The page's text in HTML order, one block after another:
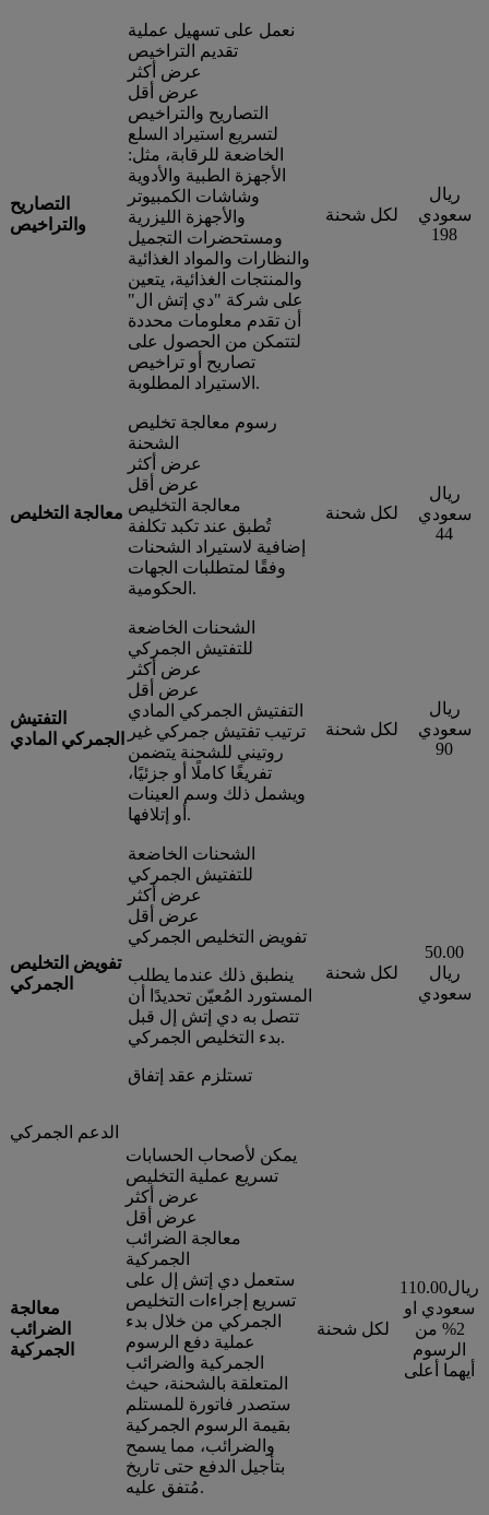
التصاريح
والتراخيص
نعمل على تسهيل عملية
تقديم التراخيص
عرض أكثر
عرض أقل
التصاريح والتراخيص
لتسريع استيراد السلع
الخاضعة للرقابة، مثل:
الأجهزة الطبية والأدوية
وشاشات الكمبيوتر
والأجهزة الليزرية
ومستحضرات التجميل
والنظارات والمواد الغذائية
والمنتجات الغذائية، يتعين
على شركة "دي إتش ال"
أن تقدم معلومات محددة
لتتمكن من الحصول على
تصاريح أو تراخيص
الاستيراد المطلوبة.
لكل شحنة
ريال
سعودي
198
معالجة التخليص
رسوم معالجة تخليص
الشحنة
عرض أكثر
عرض أقل
معالجة التخليص
تُطبق عند تكبد تكلفة
إضافية لاستيراد الشحنات
وفقًا لمتطلبات الجهات
الحكومية.
لكل شحنة
ريال
سعودي
44
التفتيش
الجمركي المادي
الشحنات الخاضعة
للتفتيش الجمركي
عرض أكثر
عرض أقل
التفتيش الجمركي المادي
ترتيب تفتيش جمركي غير
روتيني للشحنة يتضمن
تفريغًا كاملًا أو جزئيًا،
ويشمل ذلك وسم العينات
أو إتلافها.
لكل شحنة
ريال
سعودي
90
تفويض التخليص
الجمركي
الشحنات الخاضعة
للتفتيش الجمركي
عرض أكثر
عرض أقل
تفويض التخليص الجمركي
ينطبق ذلك عندما يطلب
المستورد المُعيّن تحديدًا أن
تتصل به دي إتش إل قبل
بدء التخليص الجمركي.
تستلزم عقد إتفاق
لكل شحنة
50.00
ريال
سعودي
الدعم الجمركي
معالجة
الضرائب
الجمركية
يمكن لأصحاب الحسابات
تسريع عملية التخليص
عرض أكثر
عرض أقل
معالجة الضرائب
الجمركية
ستعمل دي إتش إل على
تسريع إجراءات التخليص
الجمركي من خلال بدء
عملية دفع الرسوم
الجمركية والضرائب
المتعلقة بالشحنة، حيث
ستصدر فاتورة للمستلم
بقيمة الرسوم الجمركية
والضرائب، مما يسمح
بتأجيل الدفع حتى تاريخ
مُتفق عليه.
لكل شحنة
110.00ريال
سعودي او
2% من
الرسوم
أيهما أعلى